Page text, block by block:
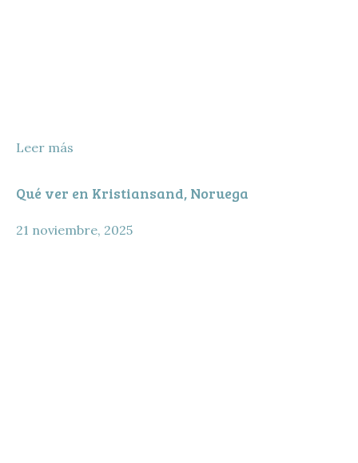
Leer más
Qué ver en Kristiansand, Noruega
21 noviembre, 2025